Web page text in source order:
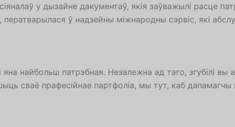
у дызайне дакументаў, якія заўважылі расце
ў надзейны міжнародны сэрвіс, які
найбольш патрэбная. Незалежна ад таго, згубілі вы
сваё прафесійнае партфоліа, мы тут, каб дапамагчы